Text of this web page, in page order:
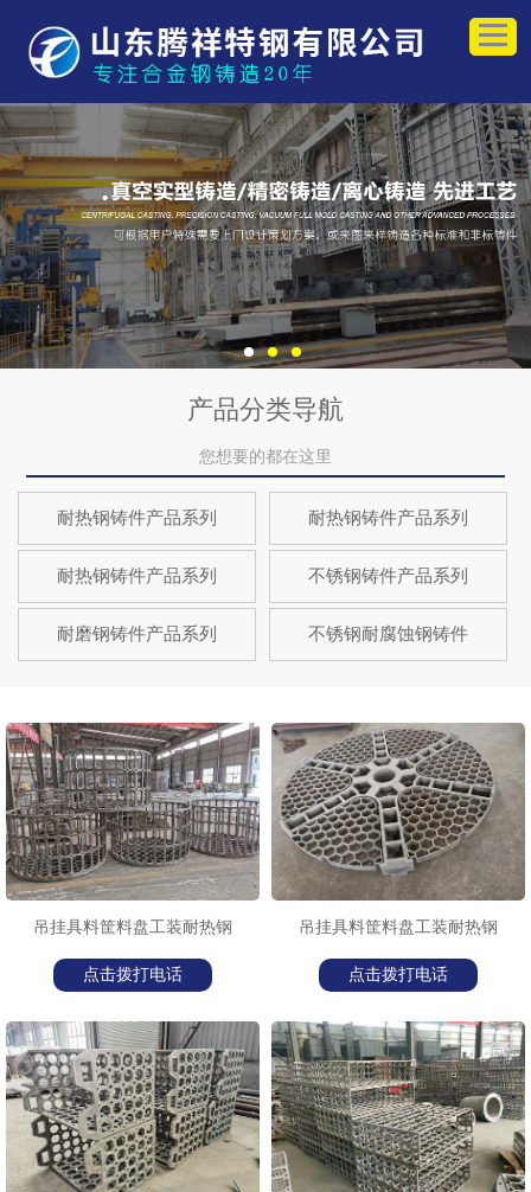
2
产品分类导航
您想要的都在这里
耐热钢铸件产品系列 耐热钢铸件产品系列
耐热钢铸件产品系列 不锈钢铸件产品系列
耐磨钢铸件产品系列 不锈钢耐腐蚀钢铸件
吊挂具料筐料盘工装耐热钢
点击拨打电话
吊挂具料筐料盘工装耐热钢
点击拨打电话